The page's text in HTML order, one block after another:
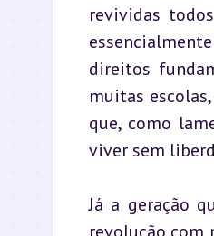
revividas
direitos
muitas
que, como
viver sem
Já a geração